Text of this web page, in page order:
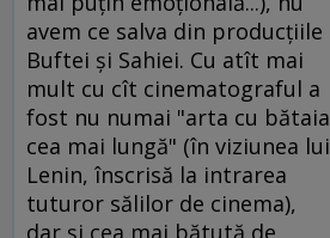
avem ce salva din producţiile
Buftei şi Sahiei. Cu atît mai
mult cu cît cinematograful a
fost nu numai "arta cu bătaia
cea mai lungă" (în viziunea lui
Lenin, înscrisă la intrarea
tuturor sălilor de cinema),
dar şi cea mai bătută de